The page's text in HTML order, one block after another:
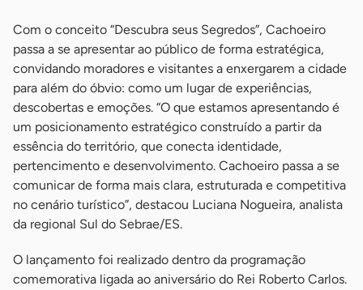
Com o conceito “Descubra seus Segredos”, Cachoeiro
passa a se apresentar ao público de forma estratégica,
convidando moradores e visitantes a enxergarem a cidade
para além do óbvio: como um lugar de experiências,
descobertas e emoções. “O que estamos apresentando é
um posicionamento estratégico construído a partir da
essência do território, que conecta identidade,
pertencimento e desenvolvimento. Cachoeiro passa a se
comunicar de forma mais clara, estruturada e competitiva
no cenário turístico”, destacou Luciana Nogueira, analista
da regional Sul do Sebrae/ES.
O lançamento foi realizado dentro da programação
comemorativa ligada ao aniversário do Rei Roberto Carlos.